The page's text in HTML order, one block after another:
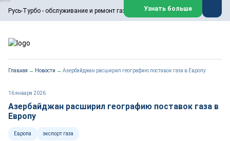
Русь-Турбо - обслуживание и ремонт газовых паровых турбин
ООО «Русь-Турбо» занимается сервисом газовых и паровых
турбин, комплексным ремонтом, восстановлением,
техническим обслуживанием оборудования ТЭС,
работают на нефтегазовых, нефтехимических,
металлургических и других предприятиях.
Реклама. ООО «Русь-Турбо», ИНН 7802588950
Узнать больше
Главная → Новости → Азербайджан расширил географию поставок газа в Европу
16 января 2026
Азербайджан расширил географию поставок газа в
Европу
Европа экспорт газа